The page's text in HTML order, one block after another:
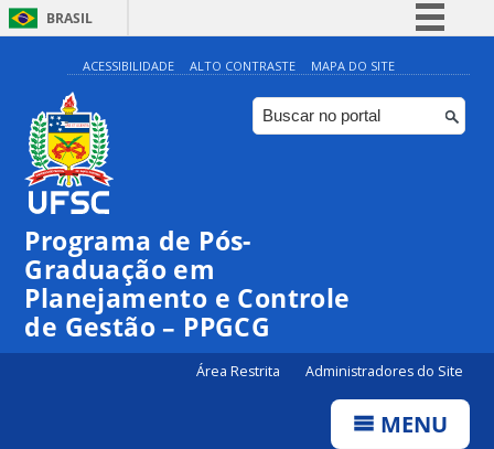
BRASIL
Simplifique!
Comunica BR
Participe
ACESSIBILIDADE ALTO CONTRASTE MAPA DO SITE
Programa de Pós-
Graduação em
Planejamento e Controle
de Gestão – PPGCG
Área Restrita Administradores do Site
MENU